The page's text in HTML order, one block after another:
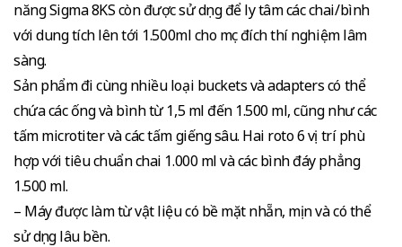
năng Sigma 8KS còn được sử dụng để ly tâm các chai/bình
với dung tích lên tới 1.500ml cho mục đích thí nghiệm lâm
sàng.
Sản phẩm đi cùng nhiều loại buckets và adapters có thể
chứa các ống và bình từ 1,5 ml đến 1.500 ml, cũng như các
tấm microtiter và các tấm giếng sâu. Hai roto 6 vị trí phù
hợp với tiêu chuẩn chai 1.000 ml và các bình đáy phẳng
1.500 ml.
– Máy được làm từ vật liệu có bề mặt nhẵn, mịn và có thể
sử dụng lâu bền.